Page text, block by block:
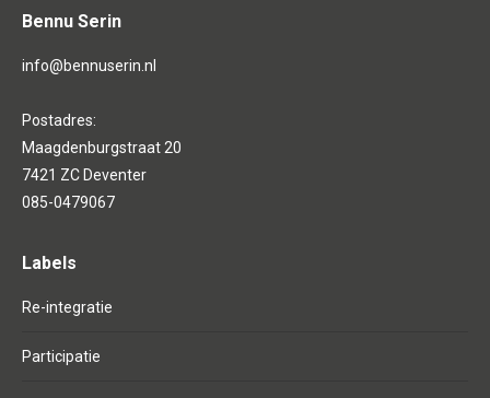
Bennu Serin
info@bennuserin.nl
Postadres:
Maagdenburgstraat 20
7421 ZC Deventer
085-0479067
Labels
Re-integratie
Participatie